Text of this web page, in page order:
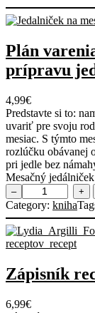
Plán
prípravu
4,99€
Predstavte si to:
uvariť pre svoju
mesiac. S týmto
rozlúčku obávanej
pri jedle bez
Mesačný
–
m
n
o
ž
s
v
o
l
+
Category: kniha
Zápisník
6,99€